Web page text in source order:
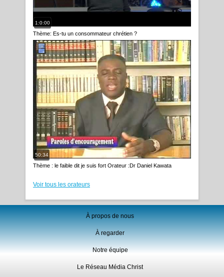
1:0:00
Thème: Es-tu un consommateur chrétien ?
50:34
Thème : le faible dit je suis fort Orateur :Dr Daniel Kawata
Voir tous les orateurs
À propos de nous
À regarder
Notre équipe
Le Réseau Média Christ